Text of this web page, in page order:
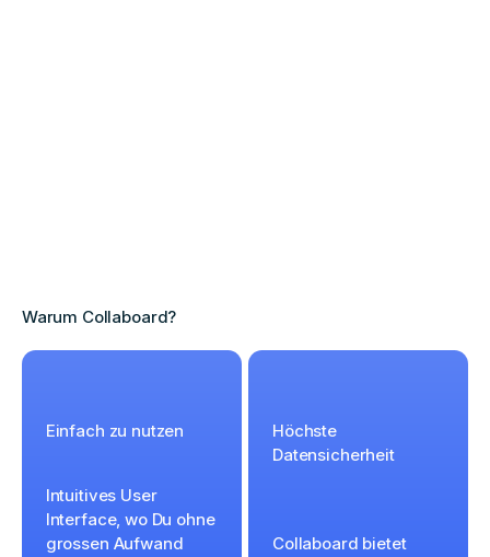
Warum Collaboard?
Einfach zu nutzen
Intuitives User
Interface, wo Du ohne
grossen Aufwand
Höchste
Datensicherheit
Collaboard bietet